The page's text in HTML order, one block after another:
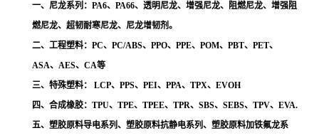
一、尼龙系列：PA6、PA66、透明尼龙、增强尼龙、阻燃尼龙、增强阻
燃尼龙、超韧耐寒尼龙、尼龙增韧剂。
二、工程塑料：PC、PC/ABS、PPO、PPE、POM、PBT、PET、
ASA、AES、CA等
三、特殊塑料： LCP、PPS、PEI、PPA、TPX、EVOH
四、合成橡胶：TPU、TPE、TPEE、TPR、SBS、SEBS、TPV、EVA.
五、塑胶原料导电系列、塑胶原料抗静电系列、塑胶原料加铁氟龙系